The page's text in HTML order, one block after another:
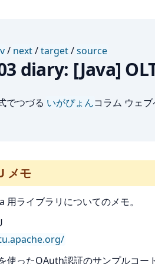
/ next/target/source
diary: [Java]
でつづる いがぴょんコラム ウェブ
メモ
用ライブラリについてのメモ。
使ったOAuth認証のサンプルコー